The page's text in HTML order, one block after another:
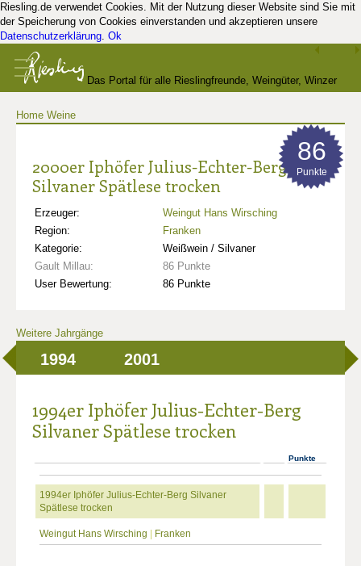
Riesling.de verwendet Cookies. Mit der Nutzung dieser Website sind Sie mit
der Speicherung von Cookies einverstanden und akzeptieren unsere
Datenschutzerklärung. Ok
Das Portal für alle Rieslingfreunde, Weingüter, Winzer
Home Weine
2000er Iphöfer Julius-Echter-Berg
Silvaner Spätlese trocken
Erzeuger:
Weingut Hans Wirsching
Region:
Franken
Kategorie:
Weißwein / Silvaner
Gault Millau:
86 Punkte
User Bewertung:
86 Punkte
86
Punkte
Weitere Jahrgänge
1994 2001
1994er Iphöfer Julius-Echter-Berg
Silvaner Spätlese trocken
Punkte
1994er Iphöfer Julius-Echter-Berg Silvaner
Spätlese trocken
Weingut Hans Wirsching Franken